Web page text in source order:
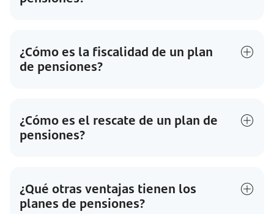
¿Cómo es la fiscalidad de un plan
de pensiones?
¿Cómo es el rescate de un plan de
pensiones?
¿Qué otras ventajas tienen los
planes de pensiones?